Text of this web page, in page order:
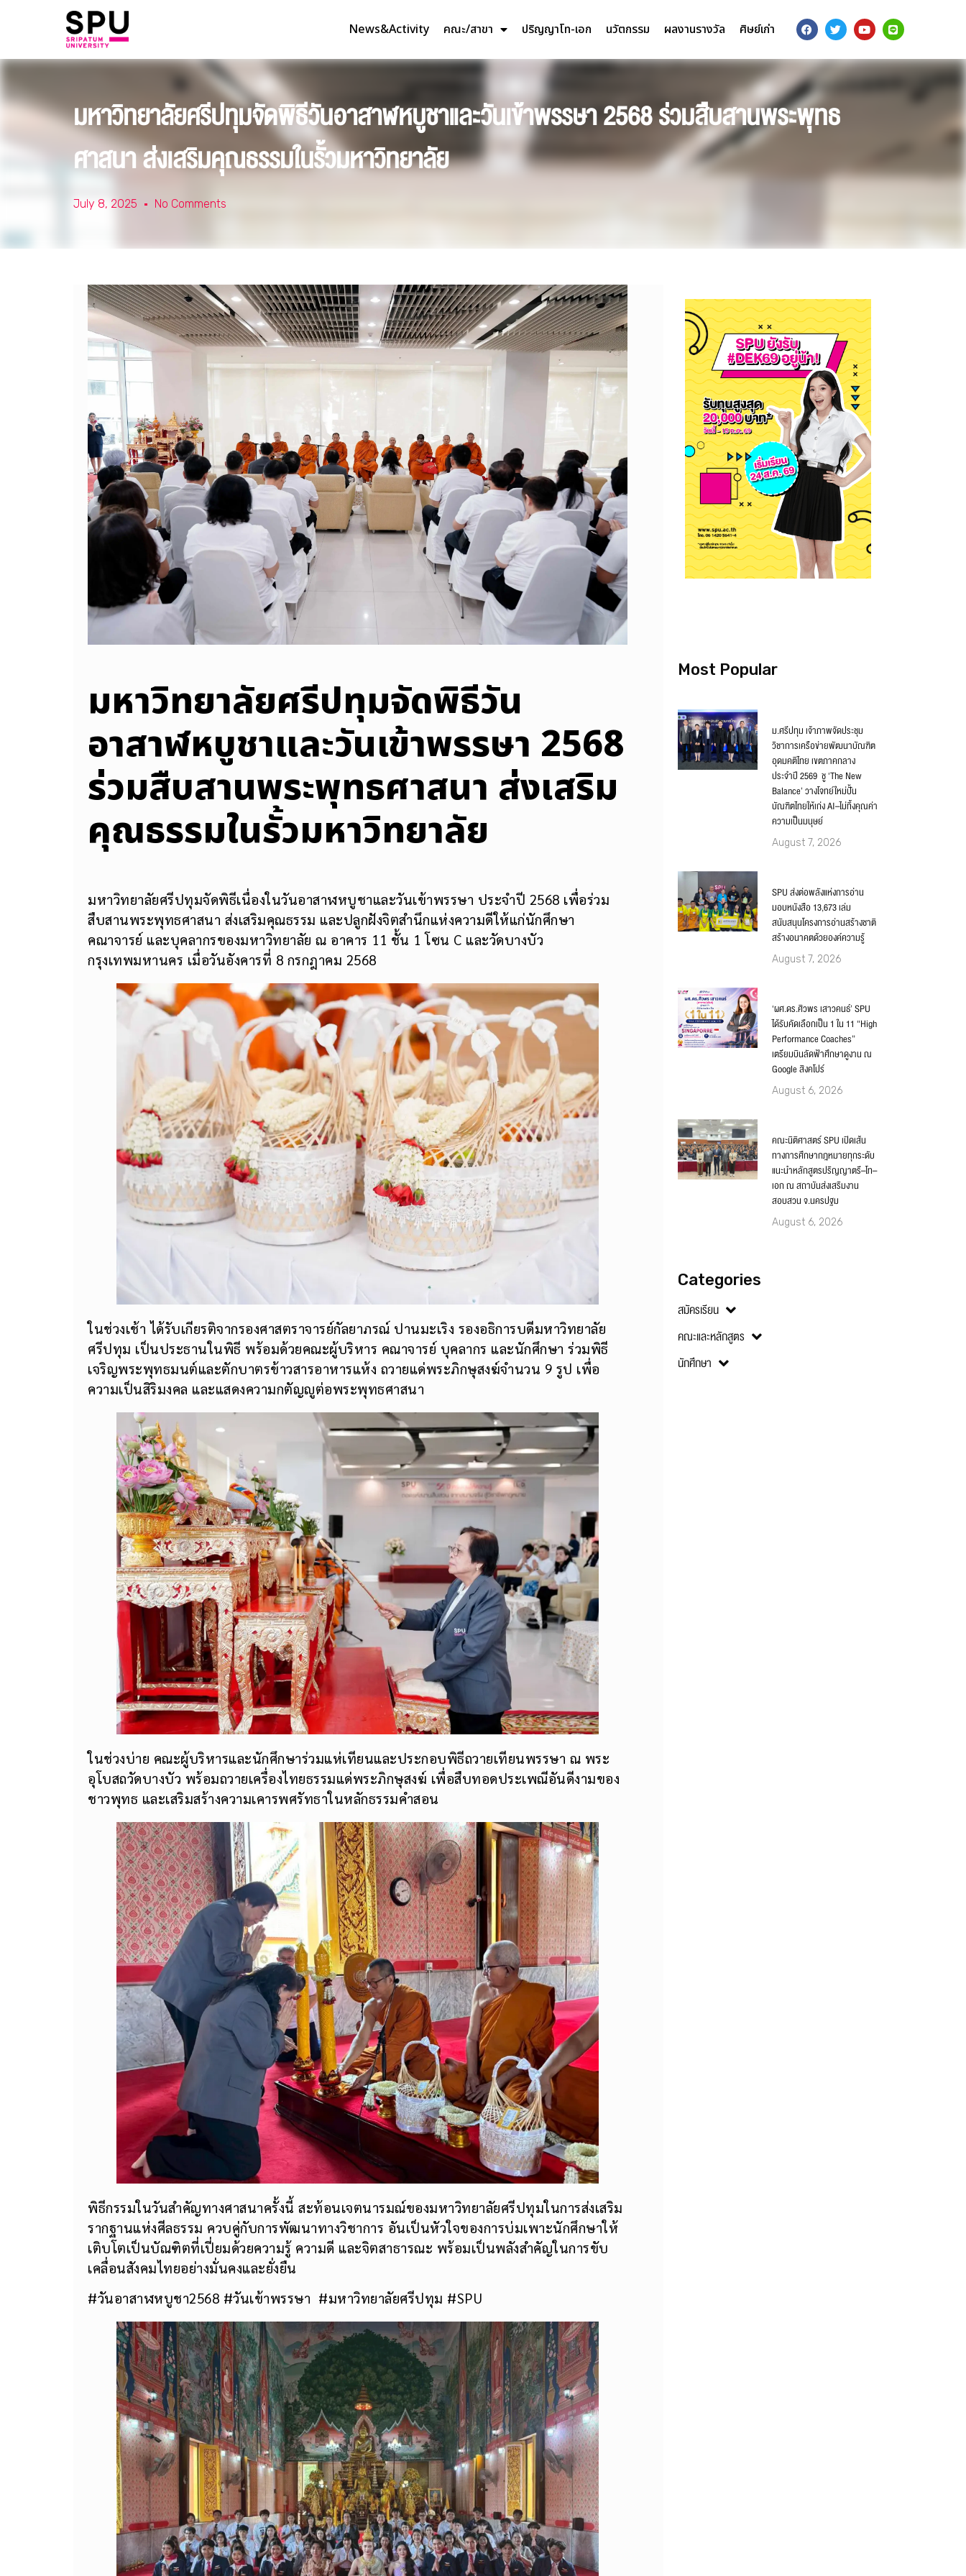
News&Activity คณะ/สาขา ปริญญาโท-เอก นวัตกรรม ผลงานรางวัล ศิษย์เก่า
มหาวิทยาลัยศรีปทุมจัดพิธีวันอาสาฬหบูชาและวันเข้าพรรษา 2568 ร่วมสืบสานพระพุทธ
ศาสนา ส่งเสริมคุณธรรมในรั้วมหาวิทยาลัย
July 8, 2025 No Comments
มหาวิทยาลัยศรีปทุมจัดพิธีวัน
อาสาฬหบูชาและวันเข้าพรรษา 2568
ร่วมสืบสานพระพุทธศาสนา ส่งเสริม
คุณธรรมในรั้วมหาวิทยาลัย
มหาวิทยาลัยศรีปทุมจัดพิธีเนื่องในวันอาสาฬหบูชาและวันเข้าพรรษา ประจำปี 2568 เพื่อร่วม
สืบสานพระพุทธศาสนา ส่งเสริมคุณธรรม และปลูกฝังจิตสำนึกแห่งความดีให้แก่นักศึกษา
คณาจารย์ และบุคลากรของมหาวิทยาลัย ณ อาคาร 11 ชั้น 1 โซน C และวัดบางบัว
กรุงเทพมหานคร เมื่อวันอังคารที่ 8 กรกฎาคม 2568
ในช่วงเช้า ได้รับเกียรติจากรองศาสตราจารย์กัลยาภรณ์ ปานมะเริง รองอธิการบดีมหาวิทยาลัย
ศรีปทุม เป็นประธานในพิธี พร้อมด้วยคณะผู้บริหาร คณาจารย์ บุคลากร และนักศึกษา ร่วมพิธี
เจริญพระพุทธมนต์และตักบาตรข้าวสารอาหารแห้ง ถวายแด่พระภิกษุสงฆ์จำนวน 9 รูป เพื่อ
ความเป็นสิริมงคล และแสดงความกตัญญูต่อพระพุทธศาสนา
ในช่วงบ่าย คณะผู้บริหารและนักศึกษาร่วมแห่เทียนและประกอบพิธีถวายเทียนพรรษา ณ พระ
อุโบสถวัดบางบัว พร้อมถวายเครื่องไทยธรรมแด่พระภิกษุสงฆ์ เพื่อสืบทอดประเพณีอันดีงามของ
ชาวพุทธ และเสริมสร้างความเคารพศรัทธาในหลักธรรมคำสอน
พิธีกรรมในวันสำคัญทางศาสนาครั้งนี้ สะท้อนเจตนารมณ์ของมหาวิทยาลัยศรีปทุมในการส่งเสริม
รากฐานแห่งศีลธรรม ควบคู่กับการพัฒนาทางวิชาการ อันเป็นหัวใจของการบ่มเพาะนักศึกษาให้
เติบโตเป็นบัณฑิตที่เปี่ยมด้วยความรู้ ความดี และจิตสาธารณะ พร้อมเป็นพลังสำคัญในการขับ
เคลื่อนสังคมไทยอย่างมั่นคงและยั่งยืน
#วันอาสาฬหบูชา2568 #วันเข้าพรรษา #มหาวิทยาลัยศรีปทุม #SPU
Most Popular
ม.ศรีปทุม เจ้าภาพจัดประชุม
วิชาการเครือข่ายพัฒนาบัณฑิต
อุดมคติไทย เขตภาคกลาง
ประจำปี 2569 ชู ‘The New
Balance’ วางโจทย์ใหม่ปั้น
บัณฑิตไทยให้เก่ง AI–ไม่ทิ้งคุณค่า
ความเป็นมนุษย์
August 7, 2026
SPU ส่งต่อพลังแห่งการอ่าน
มอบหนังสือ 13,673 เล่ม
สนับสนุนโครงการอ่านสร้างชาติ
สร้างอนาคตด้วยองค์ความรู้
August 7, 2026
‘ผศ.ดร.ศิวพร เสาวคนธ์’ SPU
ได้รับคัดเลือกเป็น 1 ใน 11 “High
Performance Coaches”
เตรียมบินลัดฟ้าศึกษาดูงาน ณ
Google สิงคโปร์
August 6, 2026
คณะนิติศาสตร์ SPU เปิดเส้น
ทางการศึกษากฎหมายทุกระดับ
แนะนำหลักสูตรปริญญาตรี–โท–
เอก ณ สถาบันส่งเสริมงาน
สอบสวน จ.นครปฐม
August 6, 2026
Categories
สมัครเรียน
คณะและหลักสูตร
นักศึกษา